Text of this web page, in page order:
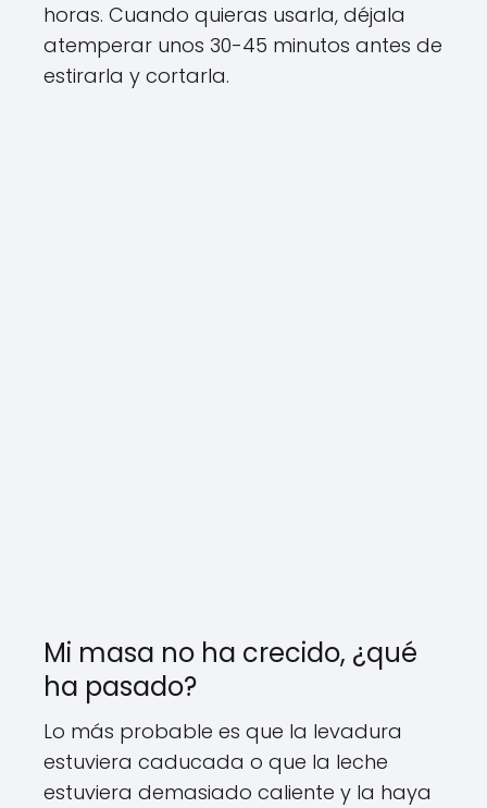
horas. Cuando quieras usarla, déjala
atemperar unos 30-45 minutos antes de
estirarla y cortarla.
Mi masa no ha crecido, ¿qué
ha pasado?
Lo más probable es que la levadura
estuviera caducada o que la leche
estuviera demasiado caliente y la haya